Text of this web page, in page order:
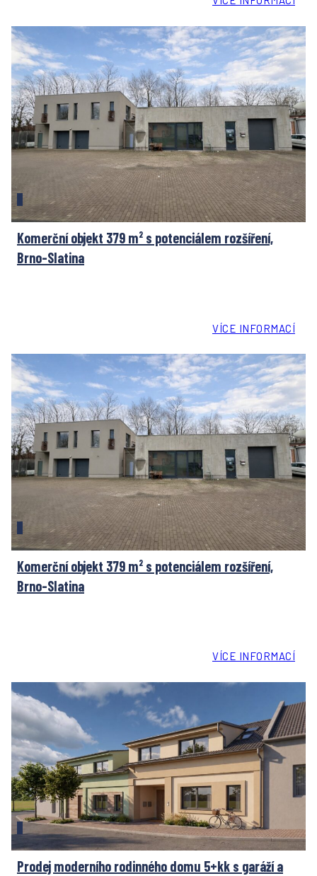
Komerční objekt 379 m² s potenciálem rozšíření,
Brno-Slatina
VÍCE INFORMACÍ
Komerční objekt 379 m² s potenciálem rozšíření,
Brno-Slatina
VÍCE INFORMACÍ
Prodej moderního rodinného domu 5+kk s garáží a